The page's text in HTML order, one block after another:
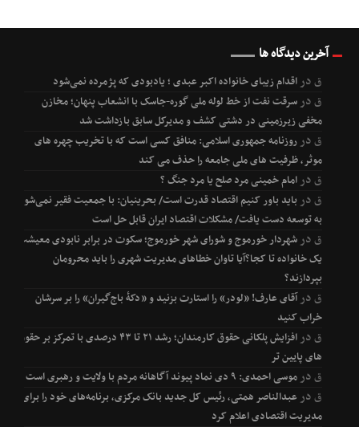
آخرین دیدگاه ها
قدراقدام زیبای خانواده اکبر عبدی ؛ یادبودی که پژمرده نمی‌شود
قدرسرقت نفت از خط لوله ملی گوره-جاسک با انشعاب پنهان؛ مخازن
مخفی زیرزمینی در دشتی کشف و مدیرکل سابق بازداشت شد
قدرروزنامه جمهوری اسلامی: منافق کسی است که با تخریب چهره های
موثر، ظرفیت های ملی جامعه را حذف می کند
قدرامام خمینی مرد صلح یا مرد جنگ ؟
قدرباید باور کنیم اقتصاد قدرت است/ بحرینیان: با جمعیت فقیر نمی‌شود
به توسعه دست یافت/ مشکلات اقتصاد ایران قابل حل است
قدرشهردار خورموج و شورای شهر خورموج؛ سکوت در برابر نابودی معیشت
یک خانواده تا کجا؟آیا تاوان خطاهای مدیریت شهری را باید محرومان
بپردازند؟
قدرآقای عارف! «لودر» را استارت بزنید و «دکۀ باج‌گیران» را بر سرشان
خراب کنید
قدر
افزایش پلکانی حقوق کارمندان؛ رشد ۲۱ تا ۴۳ درصدی با تمرکز بر حقوق
های پایین تر
قدرموسی احمدی: ۹ دی نماد پیوند آگاهانه مردم با ولایت و رهبری است
قدرعبدالناصر همتی، رئیس کل جدید بانک مرکزی، برنامه‌های خود را برای
مدیریت اقتصادی اعلام کرد